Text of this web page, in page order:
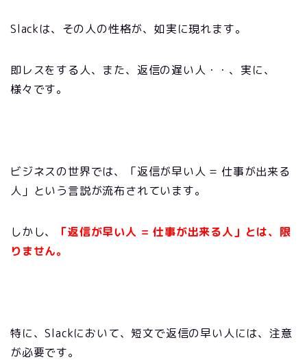
Slackは、その人の性格が、如実に現れます。
即レスをする人、また、返信の遅い人・・、実に、
様々です。
ビジネスの世界では、「返信が早い人 = 仕事が出来る
人」という言説が流布されています。
しかし、
「返信が早い人 = 仕事が出来る人」とは、限
りません。
特に、Slackにおいて、短文で返信の早い人には、注意
が必要です。